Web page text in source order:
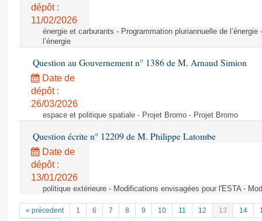
dépôt :
11/02/2026
énergie et carburants - Programmation pluriannuelle de
l’énergie
Question au Gouvernement n° 1386 de M. Arnaud Simion
Date de
dépôt :
26/03/2026
espace et politique spatiale - Projet Bromo - Projet Bromo
Question écrite n° 12209 de M. Philippe Latombe
Date de
dépôt :
13/01/2026
politique extérieure - Modifications envisagées pour l'ESTA -
« précedent 1 6 7 8 9 10 11 12 13 14